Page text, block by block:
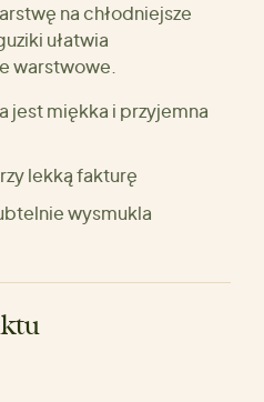
na chłodniejsze
ułatwia
warstwowe.
jest miękka i przyjemna
lekką fakturę
wysmukla